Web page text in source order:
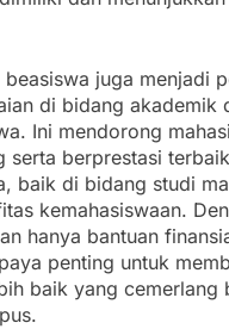
juga menjadi
di bidang akademik
Ini mendorong
serta berprestasi
baik di bidang studi
kemahasiswaan.
hanya bantuan
penting untuk
baik yang cemerlang